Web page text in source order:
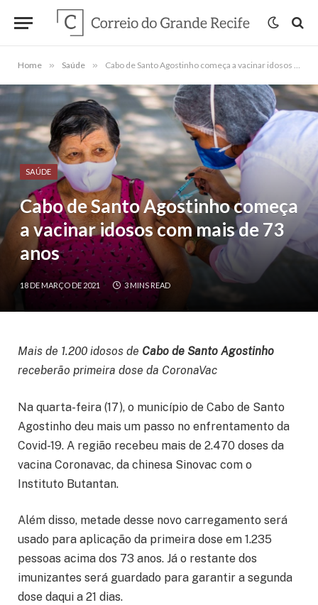
Home » Saúde » Cabo de Santo Agostinho começa a vacinar idosos com mais de 73 anos
SAÚDE
Cabo de Santo Agostinho começa
a vacinar idosos com mais de 73
anos
18 DE MARÇO DE 2021 3 MINS READ
Mais de 1.200 idosos de Cabo de Santo Agostinho
receberão primeira dose da CoronaVac
Na quarta-feira (17), o município de Cabo de Santo
Agostinho deu mais um passo no enfrentamento da
Covid-19. A região recebeu mais de 2.470 doses da
vacina Coronavac, da chinesa Sinovac com o
Instituto Butantan.
Além disso, metade desse novo carregamento será
usado para aplicação da primeira dose em 1.235
pessoas acima dos 73 anos. Já o restante dos
imunizantes será guardado para garantir a segunda
dose daqui a 21 dias.